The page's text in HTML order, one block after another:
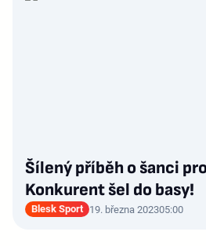
Šílený příběh o šanci
Konkurent šel do basy!
Blesk Sport 19. března 202305:00